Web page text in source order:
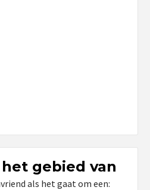
gebied van
als het gaat om een: